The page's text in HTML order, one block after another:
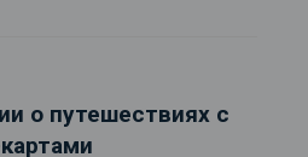
о путешествиях с